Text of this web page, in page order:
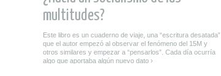
multitudes?
Este libro es un cuaderno de viaje, una “escritura desatada”
que el autor empezó al observar el fenómeno del 15M y
otros similares y empezar a “pensarlos”. Cada día ocurría
algo que aportaba algún nuevo dato ›